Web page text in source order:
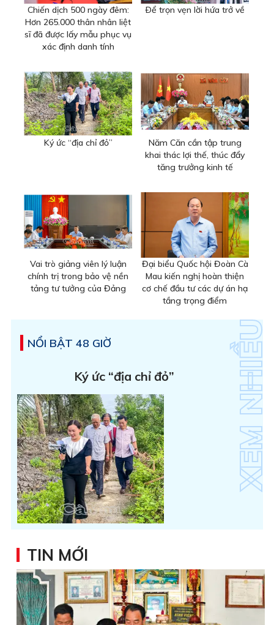
Chiến dịch 500 ngày đêm:
Hơn 265.000 thân nhân liệt
sĩ đã được lấy mẫu phục vụ
xác định danh tính
Ðể trọn vẹn lời hứa trở về
Ký ức “địa chỉ đỏ”
Năm Căn cần tập trung
khai thác lợi thế, thúc đẩy
tăng trưởng kinh tế
Vai trò giảng viên lý luận
chính trị trong bảo vệ nền
tảng tư tưởng của Đảng
Đại biểu Quốc hội Đoàn Cà
Mau kiến nghị hoàn thiện
cơ chế đầu tư các dự án hạ
tầng trọng điểm
NỔI BẬT 48 GIỜ
Ký ức “địa chỉ đỏ”
TIN MỚI